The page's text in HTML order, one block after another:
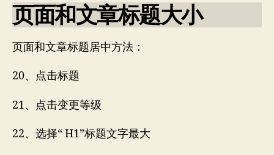
页面和文章标题大小
页面和文章标题居中方法：
20、点击标题
21、点击变更等级
22、选择“ H1”标题文字最大